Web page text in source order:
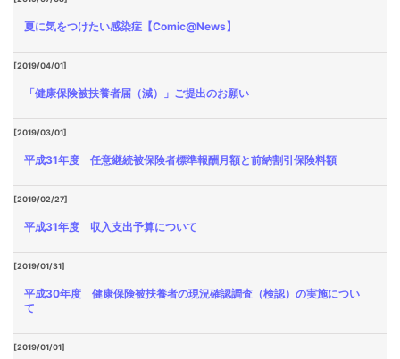
夏に気をつけたい感染症【Comic@News】
[2019/04/01]
「健康保険被扶養者届（減）」ご提出のお願い
[2019/03/01]
平成31年度 任意継続被保険者標準報酬月額と前納割引保険料額
[2019/02/27]
平成31年度 収入支出予算について
[2019/01/31]
平成30年度 健康保険被扶養者の現況確認調査（検認）の実施につい
て
[2019/01/01]